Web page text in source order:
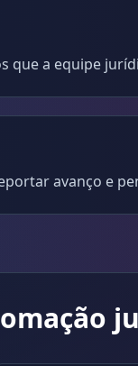
que a equipe
avanço e